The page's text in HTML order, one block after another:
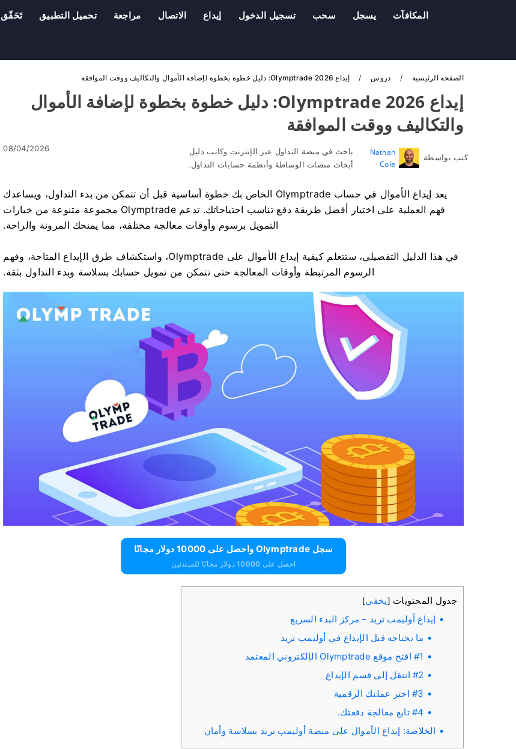
تَحَقّق تحميل التطبيق مراجعة الاتصال إيداع تسجيل الدخول سحب يسجل المكافآت
الصفحة الرئيسية دروس إيداع Olymptrade 2026: دليل خطوة بخطوة لإضافة الأموال والتكاليف ووقت الموافقة
إيداع Olymptrade 2026: دليل خطوة بخطوة لإضافة الأموال
والتكاليف ووقت الموافقة
كتب بواسطة
Nathan
Cole
باحث في منصة التداول عبر الإنترنت وكاتب دليل
أبحاث منصات الوساطة وأنظمة حسابات التداول.
08/04/2026
يعد إيداع الأموال في حساب Olymptrade الخاص بك خطوة أساسية قبل أن تتمكن من بدء التداول، ويساعدك
فهم العملية على اختيار أفضل طريقة دفع تناسب احتياجاتك. تدعم Olymptrade مجموعة متنوعة من خيارات
التمويل برسوم وأوقات معالجة مختلفة، مما يمنحك المرونة والراحة.
في هذا الدليل التفصيلي، ستتعلم كيفية إيداع الأموال على Olymptrade، واستكشاف طرق الإيداع المتاحة، وفهم
الرسوم المرتبطة وأوقات المعالجة حتى تتمكن من تمويل حسابك بسلاسة وبدء التداول بثقة.
سجل Olymptrade واحصل على 10000 دولار مجانًا
احصل على 10000 دولار مجانًا للمبتدئين
جدول المحتويات [يخفي]
إيداع أوليمب تريد – مركز البدء السريع
ما تحتاجه قبل الإيداع في أوليمب تريد
#1 افتح موقع Olymptrade الإلكتروني المعتمد
#2 انتقل إلى قسم الإيداع
#3 اختر عملتك الرقمية
#4 تابع معالجة دفعتك.
الخلاصة: إيداع الأموال على منصة أوليمب تريد بسلاسة وأمان